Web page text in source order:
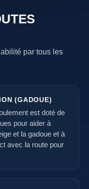
par tous les
(GADOUE)
est doté de
pour aider à
et la gadoue et à
avec la route pour